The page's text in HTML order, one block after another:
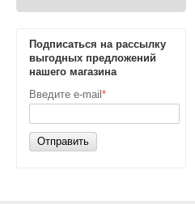
Подписаться на рассылку
выгодных предложений
нашего магазина
Введите e-mail *
Отправить